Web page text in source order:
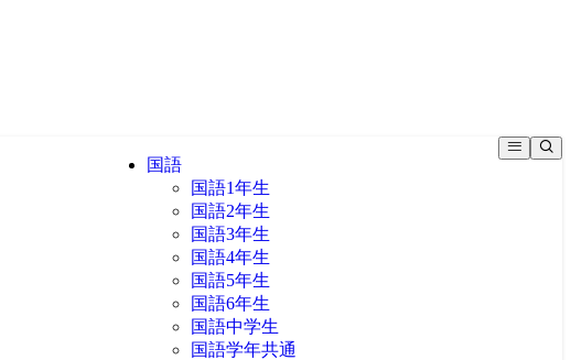
国語
国語1年生
国語2年生
国語3年生
国語4年生
国語5年生
国語6年生
国語中学生
国語学年共通